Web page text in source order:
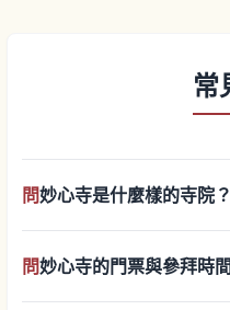
常
問妙心寺是什麼樣的寺院
問妙心寺的門票與參拜時